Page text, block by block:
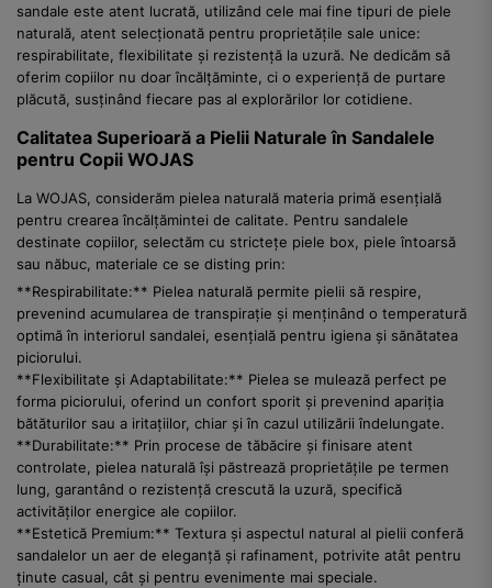
sandale este atent lucrată, utilizând cele mai fine tipuri de piele
naturală, atent selecționată pentru proprietățile sale unice:
respirabilitate, flexibilitate și rezistență la uzură. Ne dedicăm să
oferim copiilor nu doar încălțăminte, ci o experiență de purtare
plăcută, susținând fiecare pas al explorărilor lor cotidiene.
Calitatea Superioară a Pielii Naturale în Sandalele
pentru Copii WOJAS
La WOJAS, considerăm pielea naturală materia primă esențială
pentru crearea încălțămintei de calitate. Pentru sandalele
destinate copiilor, selectăm cu strictețe piele box, piele întoarsă
sau năbuc, materiale ce se disting prin:
**Respirabilitate:** Pielea naturală permite pielii să respire,
prevenind acumularea de transpirație și menținând o temperatură
optimă în interiorul sandalei, esențială pentru igiena și sănătatea
piciorului.
**Flexibilitate și Adaptabilitate:** Pielea se mulează perfect pe
forma piciorului, oferind un confort sporit și prevenind apariția
bătăturilor sau a iritațiilor, chiar și în cazul utilizării îndelungate.
**Durabilitate:** Prin procese de tăbăcire și finisare atent
controlate, pielea naturală își păstrează proprietățile pe termen
lung, garantând o rezistență crescută la uzură, specifică
activităților energice ale copiilor.
**Estetică Premium:** Textura și aspectul natural al pielii conferă
sandalelor un aer de eleganță și rafinament, potrivite atât pentru
ținute casual, cât și pentru evenimente mai speciale.